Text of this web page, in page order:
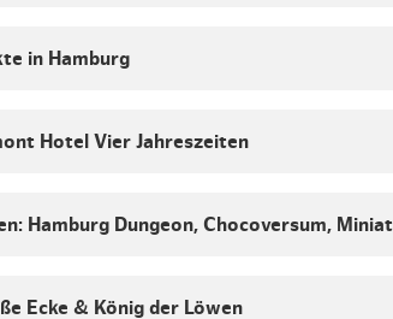
in Hamburg
Hotel Vier Jahreszeiten
Hamburg Dungeon, Chocoversum,
Ecke & König der Löwen